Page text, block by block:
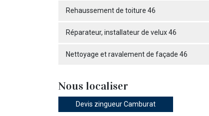
Rehaussement de toiture 46
Réparateur, installateur de velux 46
Nettoyage et ravalement de façade 46
Nous localiser
Devis zingueur Camburat